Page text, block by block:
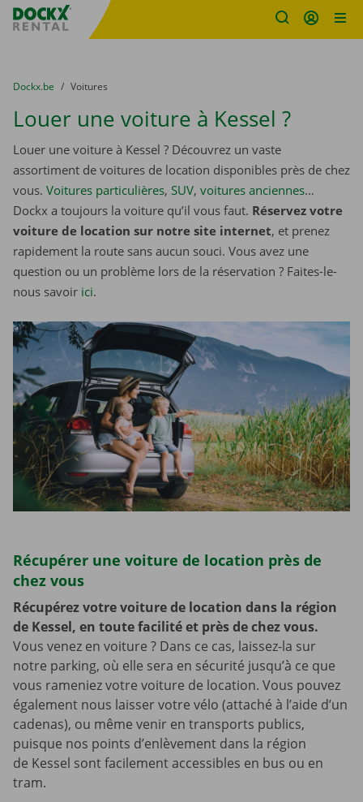
sitename
You are here:
du
Dockx.be to
Voitures
Louer une voiture à Kessel ?
Louer une voiture à Kessel ? Découvrez un vaste
assortiment de voitures de location disponibles près de chez
vous. Voitures particulières, SUV, voitures anciennes…
Dockx a toujours la voiture qu’il vous faut. Réservez votre
voiture de location sur notre site internet, et prenez
rapidement la route sans aucun souci. Vous avez une
question ou un problème lors de la réservation ? Faites-le-
nous savoir ici.
Récupérer une voiture de location près de
chez vous
Récupérez votre voiture de location dans la région
de Kessel, en toute facilité et près de chez vous.
Vous venez en voiture ? Dans ce cas, laissez-la sur
notre parking, où elle sera en sécurité jusqu’à ce que
vous rameniez votre voiture de location. Vous pouvez
également nous laisser votre vélo (attaché à l’aide d’un
cadenas), ou même venir en transports publics,
puisque nos points d’enlèvement dans la région
de Kessel sont facilement accessibles en bus ou en
tram.